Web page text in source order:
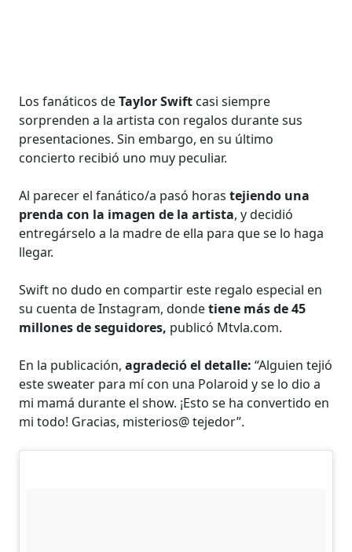
Los fanáticos deTaylor Swift casi siempre
sorprenden a la artista con regalos durante sus
presentaciones. Sin embargo, en su último
concierto recibió uno muy peculiar.
Al parecer el fanático/a pasó horastejiendo una
prenda con la imagen de la artista, y decidió
entregárselo a la madre de ella para que se lo haga
llegar.
Swift no dudo en compartir este regalo especial en
su cuenta de Instagram, dondetiene más de 45
millones de seguidores, publicó Mtvla.com.
En la publicación,agradeció el detalle:“Alguien tejió
este sweater para mí con una Polaroid y se lo dio a
mi mamá durante el show. ¡Esto se ha convertido en
mi todo! Gracias, misterios@ tejedor”.